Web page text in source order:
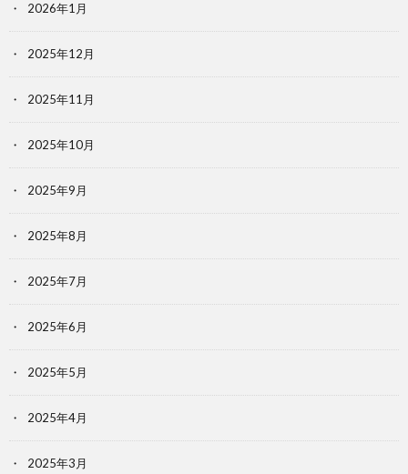
2026年1月
2025年12月
2025年11月
2025年10月
2025年9月
2025年8月
2025年7月
2025年6月
2025年5月
2025年4月
2025年3月